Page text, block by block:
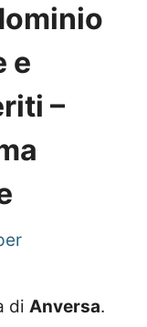
e
–
di Anversa.